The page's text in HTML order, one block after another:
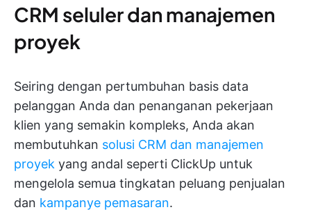
CRM seluler dan manajemen
proyek
Seiring dengan pertumbuhan basis data
pelanggan Anda dan penanganan pekerjaan
klien yang semakin kompleks, Anda akan
membutuhkan solusi CRM dan manajemen
proyek yang andal seperti ClickUp untuk
mengelola semua tingkatan peluang penjualan
dan kampanye pemasaran.